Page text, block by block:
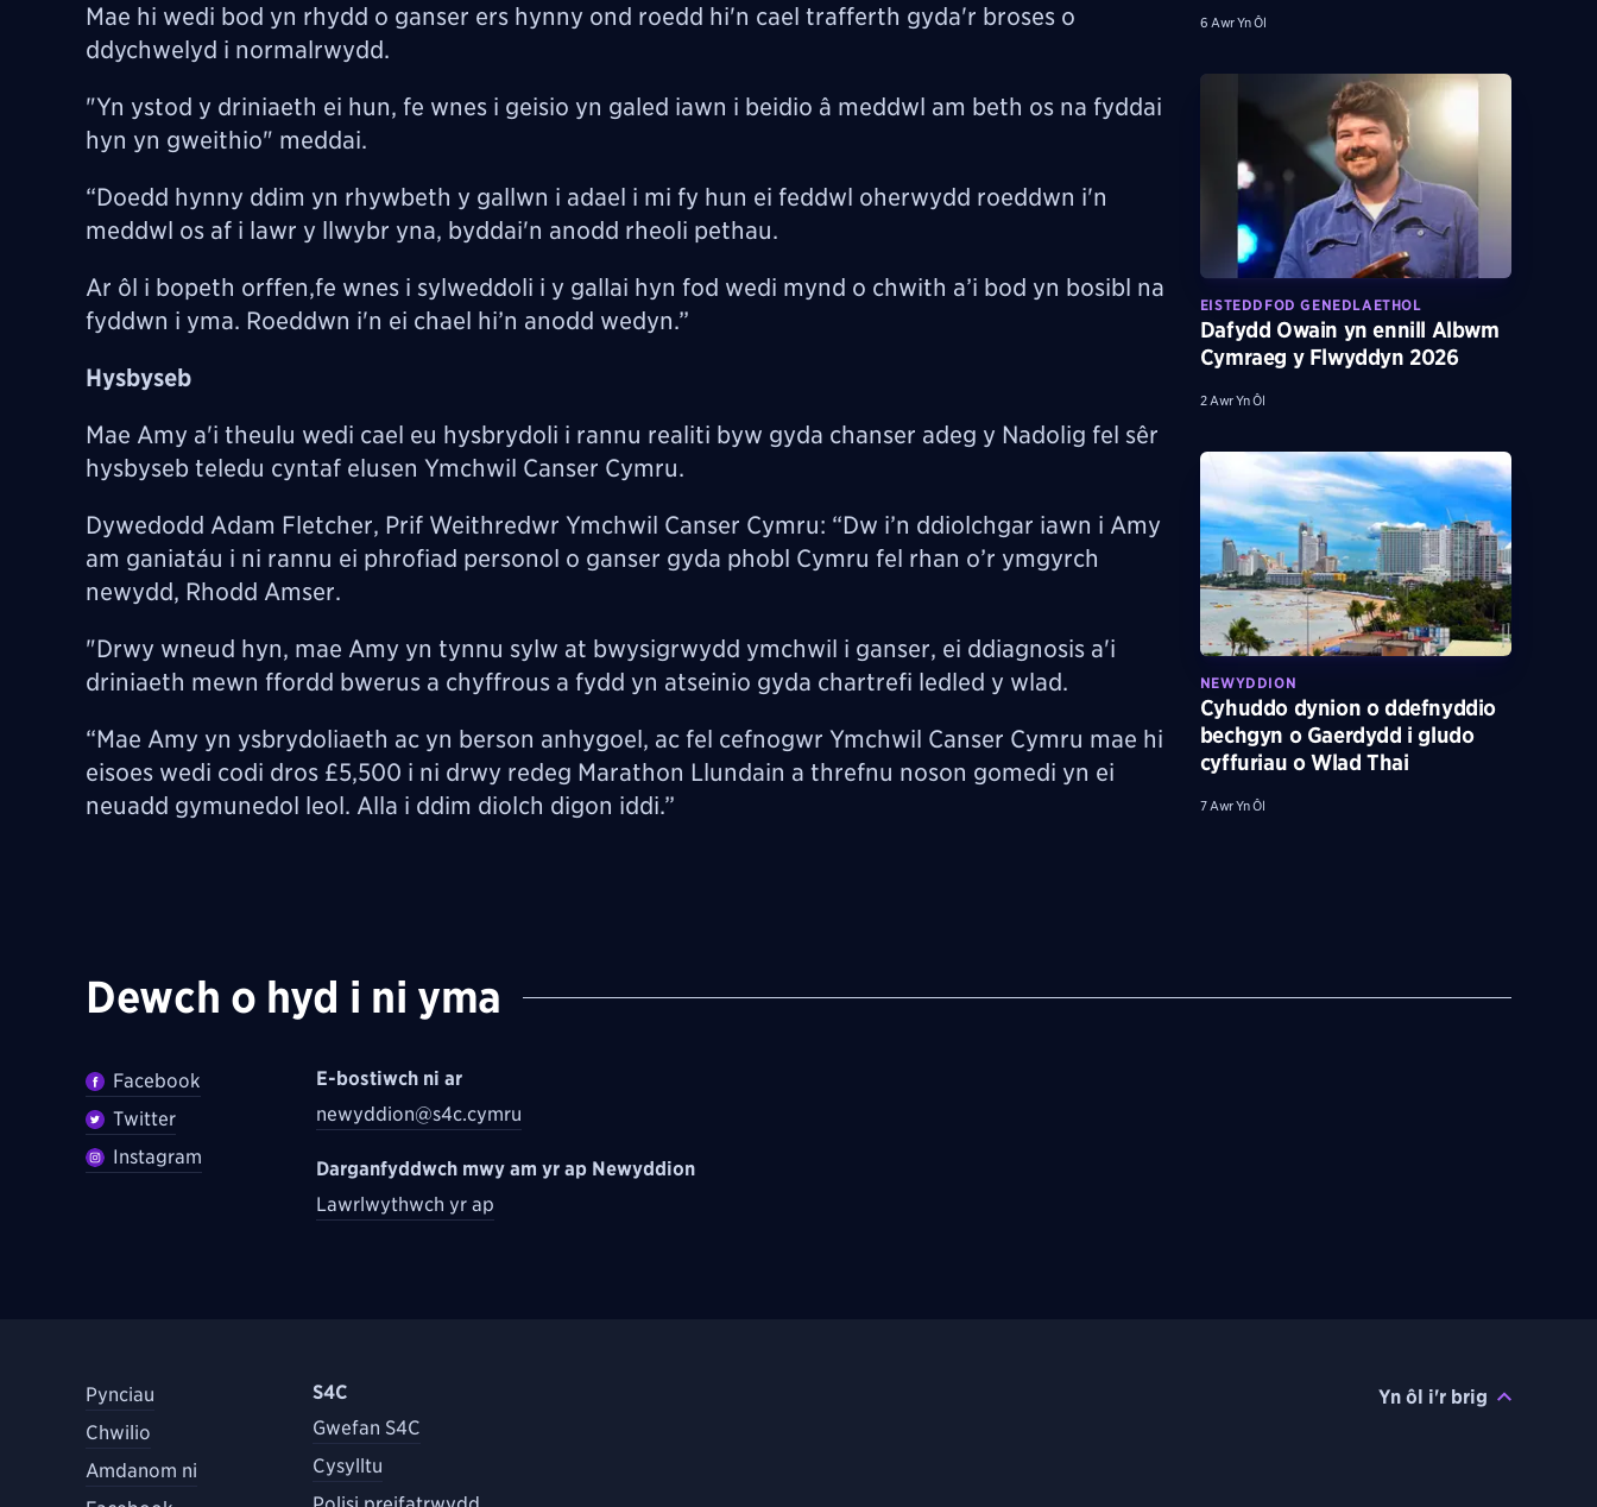
Mae hi wedi bod yn rhydd o ganser ers hynny ond roedd hi'n cael trafferth gyda'r broses o
ddychwelyd i normalrwydd.
"Yn ystod y driniaeth ei hun, fe wnes i geisio yn galed iawn i beidio â meddwl am beth os na fyddai
hyn yn gweithio" meddai.
“Doedd hynny ddim yn rhywbeth y gallwn i adael i mi fy hun ei feddwl oherwydd roeddwn i'n
meddwl os af i lawr y llwybr yna, byddai'n anodd rheoli pethau.
Ar ôl i bopeth orffen,fe wnes i sylweddoli i y gallai hyn fod wedi mynd o chwith a’i bod yn bosibl na
fyddwn i yma. Roeddwn i'n ei chael hi’n anodd wedyn.”
Hysbyseb
Mae Amy a'i theulu wedi cael eu hysbrydoli i rannu realiti byw gyda chanser adeg y Nadolig fel sêr
hysbyseb teledu cyntaf elusen Ymchwil Canser Cymru.
Dywedodd Adam Fletcher, Prif Weithredwr Ymchwil Canser Cymru: “Dw i’n ddiolchgar iawn i Amy
am ganiatáu i ni rannu ei phrofiad personol o ganser gyda phobl Cymru fel rhan o’r ymgyrch
newydd, Rhodd Amser.
"Drwy wneud hyn, mae Amy yn tynnu sylw at bwysigrwydd ymchwil i ganser, ei ddiagnosis a'i
driniaeth mewn ffordd bwerus a chyffrous a fydd yn atseinio gyda chartrefi ledled y wlad.
“Mae Amy yn ysbrydoliaeth ac yn berson anhygoel, ac fel cefnogwr Ymchwil Canser Cymru mae hi
eisoes wedi codi dros £5,500 i ni drwy redeg Marathon Llundain a threfnu noson gomedi yn ei
neuadd gymunedol leol. Alla i ddim diolch digon iddi.”
6 Awr Yn Ôl
EISTEDDFOD GENEDLAETHOL
Dafydd Owain yn ennill Albwm
Cymraeg y Flwyddyn 2026
2 Awr Yn Ôl
NEWYDDION
Cyhuddo dynion o ddefnyddio
bechgyn o Gaerdydd i gludo
cyffuriau o Wlad Thai
7 Awr Yn Ôl
Dewch o hyd i ni yma
Facebook
Twitter
Instagram
E-bostiwch ni ar
newyddion@s4c.cymru
Darganfyddwch mwy am yr ap Newyddion
Lawrlwythwch yr ap
Pynciau
Chwilio
Amdanom ni
S4C
Gwefan S4C
Cysylltu
Yn ôl i'r brig